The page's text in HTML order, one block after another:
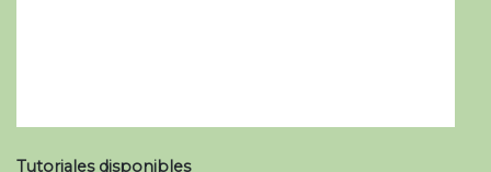
Tutoriales disponibles